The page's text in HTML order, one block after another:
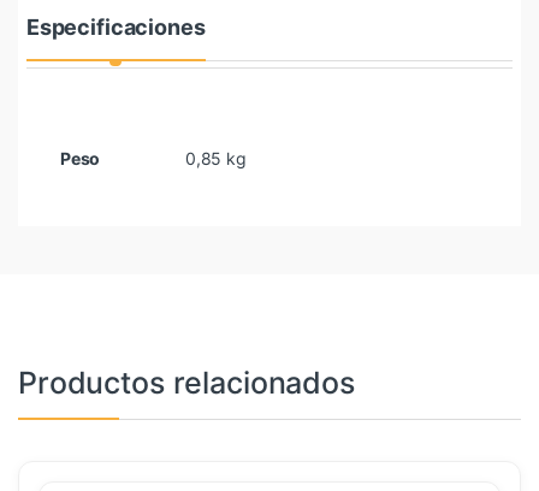
Especificaciones
Peso 0,85 kg
Productos relacionados